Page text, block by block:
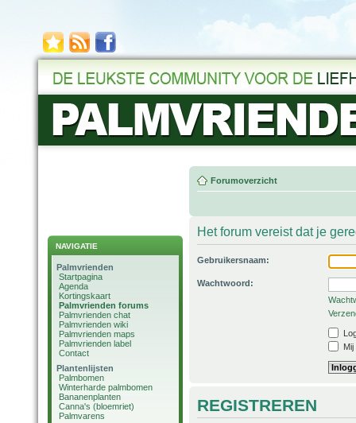
NAVIGATIE
Palmvrienden
Startpagina
Agenda
Kortingskaart
Palmvrienden forums
Palmvrienden chat
Palmvrienden wiki
Palmvrienden maps
Palmvrienden label
Contact
Plantenlijsten
Palmbomen
Winterharde palmbomen
Bananenplanten
Canna's (bloemriet)
Palmvarens
Forumoverzicht
Het forum vereist dat je
Gebruikersnaam:
Wachtwoord:
REGISTREREN